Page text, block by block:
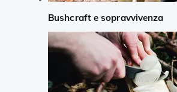
Bushcraft e sopravvivenza